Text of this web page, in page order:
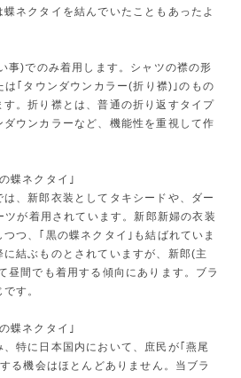
ネクタイを結んでいたこともあったよ
事)でのみ着用します。シャツの襟の形
は｢タウンダウンカラー(折り襟)｣のもの
。折り襟とは、普通の折り返すタイプ
ウンカラーなど、機能性を重視して作
蝶ネクタイ｣
、新郎衣装としてタキシードや、ダー
が着用されています。新郎新婦の衣装
つ、｢黒の蝶ネクタイ｣も結ばれていま
結ぶものとされていますが、新郎(主
昼間でも着用する傾向にあります。ブラ
す。
蝶ネクタイ｣
特に日本国内において、庶民が｢燕尾
る機会はほとんどありません。当ブラ